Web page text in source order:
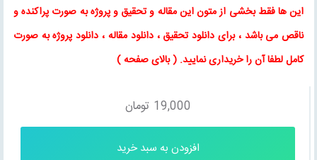
این ها فقط بخشی از متون اینمقاله وتحقیق و پروژه به صورت پراکنده و
ناقص می باشد ، برای دانلود تحقیق ،دانلود مقاله ، دانلود پروژه به صورت
کامل لطفا آن را خریداری نمایید. (بالای صفحه)
19,000 تومان
افزودن به سبد خرید